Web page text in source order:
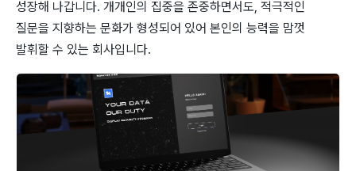
성장해 나갑니다. 개개인의 집중을 존중하면서도, 적극적인
질문을 지향하는 문화가 형성되어 있어 본인의 능력을 맘껏
발휘할 수 있는 회사입니다.